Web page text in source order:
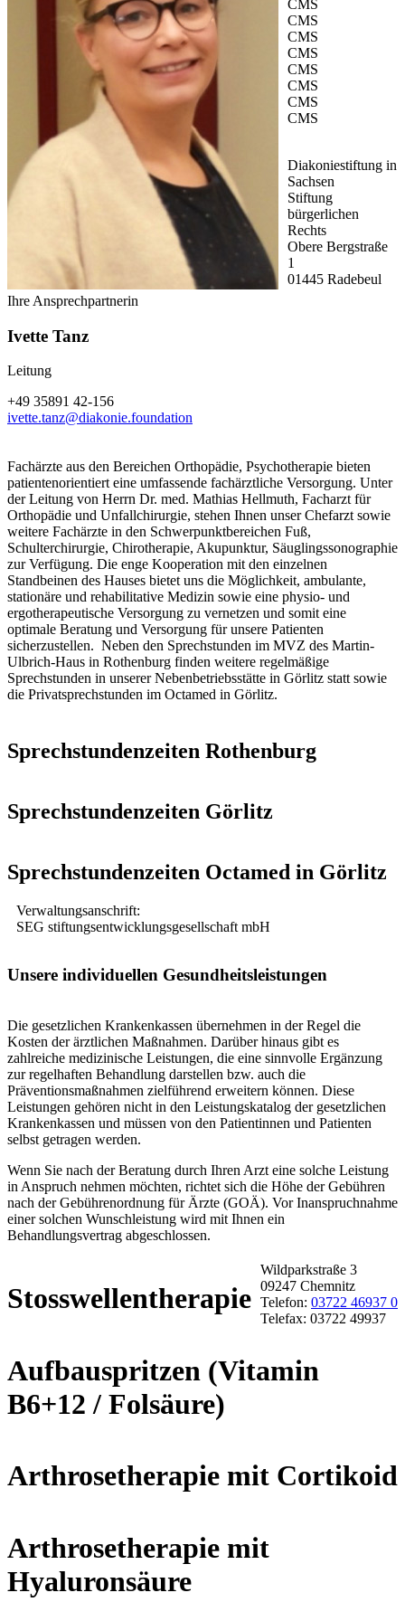
Ihre Ansprechpartnerin
Ivette Tanz
Leitung
+49 35891 42-156
ivette.tanz@diakonie.foundation
Fachärzte aus den Bereichen Orthopädie, Psychotherapie bieten
patientenorientiert eine umfassende fachärztliche Versorgung. Unter
der Leitung von Herrn Dr. med. Mathias Hellmuth, Facharzt für
Orthopädie und Unfallchirurgie, stehen Ihnen unser Chefarzt sowie
weitere Fachärzte in den Schwerpunktbereichen Fuß,
Schulterchirurgie, Chirotherapie, Akupunktur, Säuglingssonographie
zur Verfügung. Die enge Kooperation mit den einzelnen
Standbeinen des Hauses bietet uns die Möglichkeit, ambulante,
stationäre und rehabilitative Medizin sowie eine physio- und
ergotherapeutische Versorgung zu vernetzen und somit eine
optimale Beratung und Versorgung für unsere Patienten
sicherzustellen. Neben den Sprechstunden im MVZ des Martin-
Ulbrich-Haus in Rothenburg finden weitere regelmäßige
Sprechstunden in unserer Nebenbetriebsstätte in Görlitz statt sowie
die Privatsprechstunden im Octamed in Görlitz.
Sprechstundenzeiten Rothenburg
Sprechstundenzeiten Görlitz
Sprechstundenzeiten Octamed in Görlitz
Unsere individuellen Gesundheitsleistungen
Die gesetzlichen Krankenkassen übernehmen in der Regel die
Kosten der ärztlichen Maßnahmen. Darüber hinaus gibt es
zahlreiche medizinische Leistungen, die eine sinnvolle Ergänzung
zur regelhaften Behandlung darstellen bzw. auch die
Präventionsmaßnahmen zielführend erweitern können. Diese
Leistungen gehören nicht in den Leistungskatalog der gesetzlichen
Krankenkassen und müssen von den Patientinnen und Patienten
selbst getragen werden.
Wenn Sie nach der Beratung durch Ihren Arzt eine solche Leistung
in Anspruch nehmen möchten, richtet sich die Höhe der Gebühren
nach der Gebührenordnung für Ärzte (GOÄ). Vor Inanspruchnahme
einer solchen Wunschleistung wird mit Ihnen ein
Behandlungsvertrag abgeschlossen.
Stosswellentherapie
CMS
Aufbauspritzen (Vitamin
B6+12 / Folsäure)
CMS
Arthrosetherapie mit Cortikoid
CMS
Arthrosetherapie mit
Hyaluronsäure
CMS
CMS
CMS
CMS
CMS
Diakoniestiftung in
Sachsen
Stiftung
bürgerlichen
Rechts
Obere Bergstraße
1
01445 Radebeul
Verwaltungsanschrift:
SEG stiftungsentwicklungsgesellschaft mbH
Wildparkstraße 3
09247 Chemnitz
Telefon: 03722 46937 0
Telefax: 03722 49937